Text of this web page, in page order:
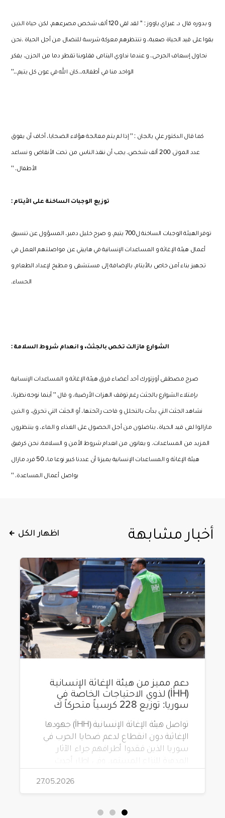
و بدوره قال د. غيراي ياووز : '' لقد لقي 120 ألف شخص مصرعهم، لكن حياة الذين
بقوا على قيد الحياة صعبة، و تنتظرهم معركة شرسة للنضال من أجل الحياة .نحن
نحاول إسعاف الجرحى، و عندما نداوي اليتامى فقلوبنا تقطر دما من الحزن، يفكر
الواحد منا في أطفاله...كان الله في عون كل يتيم...''
كما قال الدكتور علي يالجان : ''إذا لم يتم معالجة هؤلاء الضحايا، أخاف أن يفوق
عدد الموتى 200ألف شخص.يجب أن ننقذ الناس من تحت الأنقاض و نساعد
الأطفال. ''
توزيع الوجبات الساخنة على الأيتام:
توفر الهيئة الوجبات الساخنة ل700 يتيم.و صرح خليل دمير، المسؤول عن تنسيق
أعمال هيئة الإغاثة و المساعدات الإنسانية في هاييتي عن مواصلتهم العمل في
تجهيز بناء آمن خاص بالأيتام.بالإضافة إلى مستشفى و مطبخ لإعداد الطعام و
الحساء.
الشوارع مازالت تخص بالجثث، و انعدام شروط السلامة:
صرح مصطفى أوزتورك أحد أعضاء فرق هيئة الإغاثة و المساعدات الإنسانية
بإمتلاء الشوارع بالجثث رغم توقف الهزات الأرضية، و قال ''أينما نوجه نظرنا،
نشاهد الجثث التي بدأت بالتحلل و فاحت رائحتها، أو الجثث التي تحرق، و الذين
مازالوا لعى قيد الحياة، يناضلون من أجل الحصول على الغذاء و الماء، و ينتظرون
المزيد من المساعدات. و يعانون من انعدام شروط الأمن و السلامة.نحن كرفيق
هيئة الإغاثة و المساعدات الإنسانية يميزنا أن عددنا كبير نوعا ما،50 فرد مازال
يواصل أعمال المساعدة. ''
أخبار مشابهة اظهار الكل
دعم مميز من هيئة الإغاثة الإنسانية
(İHH) لذوي الاحتياجات الخاصة في
سوريا: توزيع 228 كرسياً متحركاً ك
تواصل هيئة الإغاثة الإنسانية (İHH) جهودها
الإغاثية دون انقطاع لدعم ضحايا الحرب في
سوريا الذين فقدوا أطرافهم جراء الآثار
المدمرة للنزاع المستمر. وفي إطار أحدث
مشاريعها، قامت الهيئة بتوزيع 228 كرسياً
متحركاً كهربائياً على أشخاص من ذوي
الاحتياجات الخاصة يعيشون في ظروف
قاسية بمناطق دمشق، وحلب، وحماة،
27.05.2026